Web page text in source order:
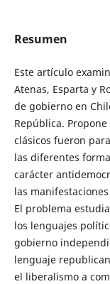
Resumen
Este artículo
Atenas, Esparta y
de gobierno en
República.
clásicos fueron
las diferentes
carácter
las
El problema
los lenguajes
gobierno
lenguaje
el liberalismo a